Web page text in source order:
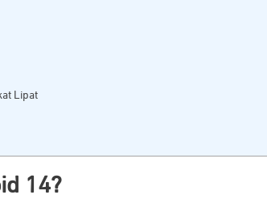
Lipat
14?